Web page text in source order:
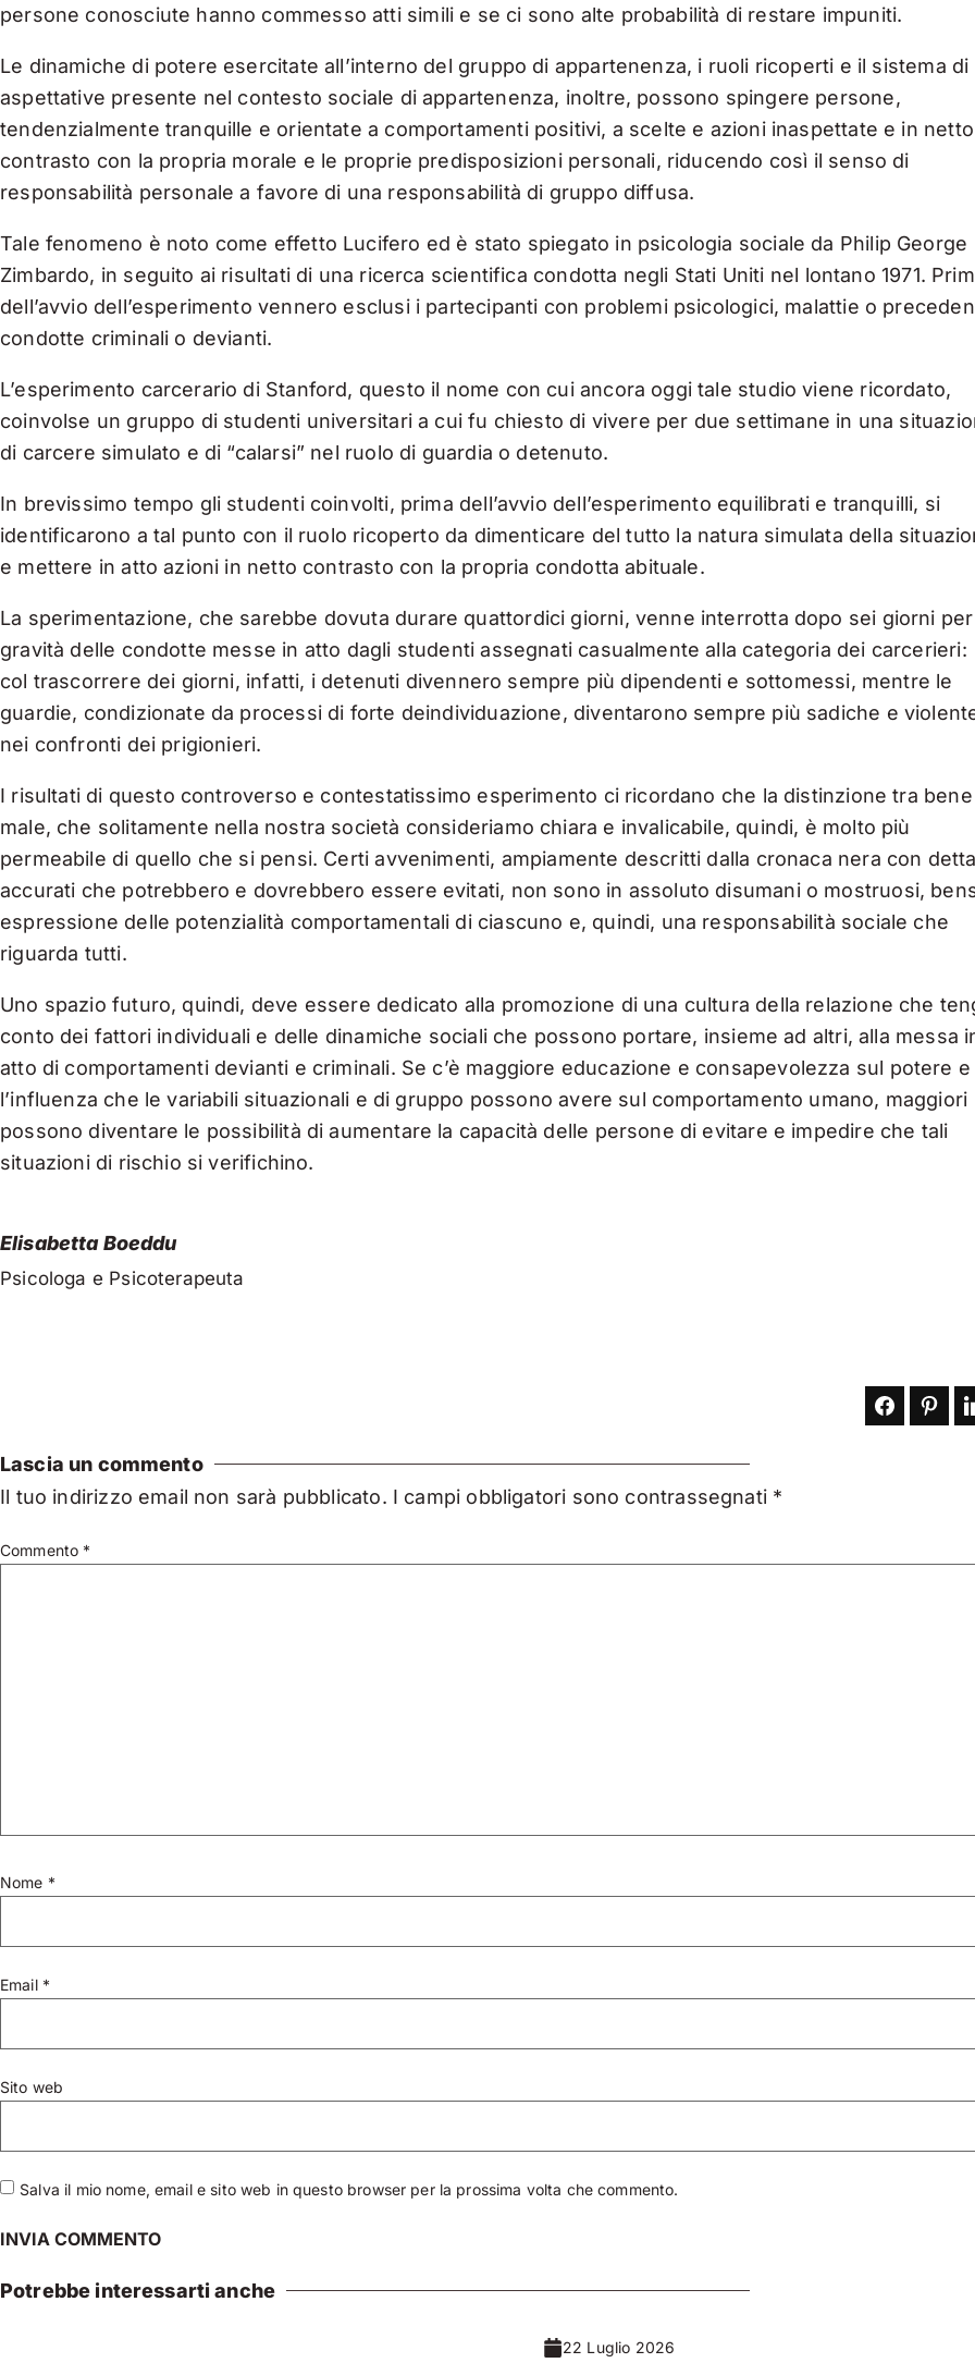
persone conosciute hanno commesso atti simili e se ci sono alte probabilità di restare impuniti.
Le dinamiche di potere esercitate all’interno del gruppo di appartenenza, i ruoli ricoperti e il sistema di
aspettative presente nel contesto sociale di appartenenza, inoltre, possono spingere persone,
tendenzialmente tranquille e orientate a comportamenti positivi, a scelte e azioni inaspettate e in netto
contrasto con la propria morale e le proprie predisposizioni personali, riducendo così il senso di
responsabilità personale a favore di una responsabilità di gruppo diffusa.
Tale fenomeno è noto come effetto Lucifero ed è stato spiegato in psicologia sociale da Philip George
Zimbardo, in seguito ai risultati di una ricerca scientifica condotta negli Stati Uniti nel lontano 1971.
dell’avvio dell’esperimento vennero esclusi i partecipanti con problemi psicologici, malattie o
condotte criminali o devianti.
L’esperimento carcerario di Stanford, questo il nome con cui ancora oggi tale studio viene ricordato,
coinvolse un gruppo di studenti universitari a cui fu chiesto di vivere per due settimane in una
di carcere simulato e di “calarsi” nel ruolo di guardia o detenuto.
In brevissimo tempo gli studenti coinvolti, prima dell’avvio dell’esperimento equilibrati e tranquilli, si
identificarono a tal punto con il ruolo ricoperto da dimenticare del tutto la natura simulata della
e mettere in atto azioni in netto contrasto con la propria condotta abituale.
La sperimentazione, che sarebbe dovuta durare quattordici giorni, venne interrotta dopo sei giorni per
gravità delle condotte messe in atto dagli studenti assegnati casualmente alla categoria dei carcerieri:
col trascorrere dei giorni, infatti, i detenuti divennero sempre più dipendenti e sottomessi, mentre le
guardie, condizionate da processi di forte deindividuazione, diventarono sempre più sadiche e
nei confronti dei prigionieri.
I risultati di questo controverso e contestatissimo esperimento ci ricordano che la distinzione tra bene
male, che solitamente nella nostra società consideriamo chiara e invalicabile, quindi, è molto più
permeabile di quello che si pensi. Certi avvenimenti, ampiamente descritti dalla cronaca nera con
accurati che potrebbero e dovrebbero essere evitati, non sono in assoluto disumani o mostruosi,
espressione delle potenzialità comportamentali di ciascuno e, quindi, una responsabilità sociale che
riguarda tutti.
Uno spazio futuro, quindi, deve essere dedicato alla promozione di una cultura della relazione che
conto dei fattori individuali e delle dinamiche sociali che possono portare, insieme ad altri, alla messa
atto di comportamenti devianti e criminali. Se c’è maggiore educazione e consapevolezza sul potere e
l’influenza che le variabili situazionali e di gruppo possono avere sul comportamento umano, maggiori
possono diventare le possibilità di aumentare la capacità delle persone di evitare e impedire che tali
situazioni di rischio si verifichino.
Elisabetta Boeddu
Psicologa e Psicoterapeuta
Lascia un commento
Il tuo indirizzo email non sarà pubblicato. I campi obbligatori sono contrassegnati *
Commento *
Nome *
Email *
Sito web
Salva il mio nome, email e sito web in questo browser per la prossima volta che commento.
Potrebbe interessarti anche
22 Luglio 2026